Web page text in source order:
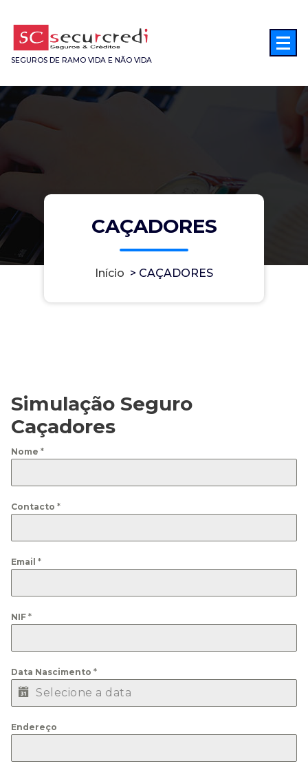
para
conteúdo
SEGUROS DE RAMO VIDA E NÃO VIDA
CAÇADORES
Início > CAÇADORES
Simulação Seguro
Caçadores
Nome *
Contacto *
Email *
NIF *
Data Nascimento *
Endereço